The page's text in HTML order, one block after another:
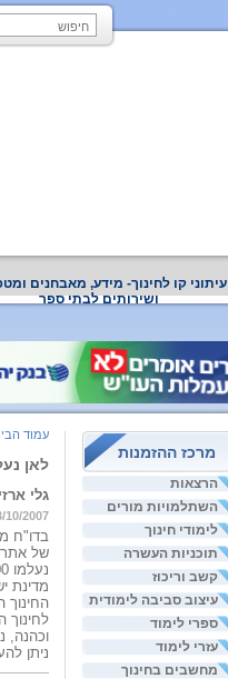
עיתוני קו לחינוך- מידע, מאבחנים
ושירותים לבתי ספר
מרכז ההזמנות
הרצאות
השתלמויות מורים
לימודי חינוך
תוכניות העשרה
קשב וריכוז
עיצוב סביבה לימודית
ספרי לימוד
עזרי לימוד
מחשבים בחינוך
עמוד
לאן נעלמו
גלי ארזי
10/2007
של
מדינת
החינוך
לחינוך
וכהנה,
ניתן